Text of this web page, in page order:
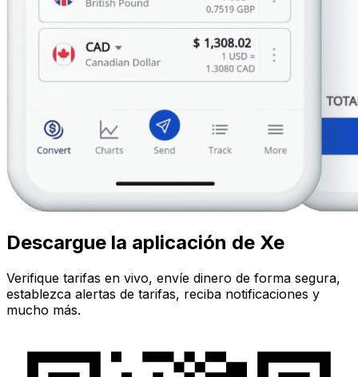
Descargue la aplicación de Xe
Verifique tarifas en vivo, envíe dinero de forma segura,
establezca alertas de tarifas, reciba notificaciones y
mucho más.